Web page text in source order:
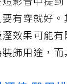
影音中提
有穿就好
效果可能
飾用途，而